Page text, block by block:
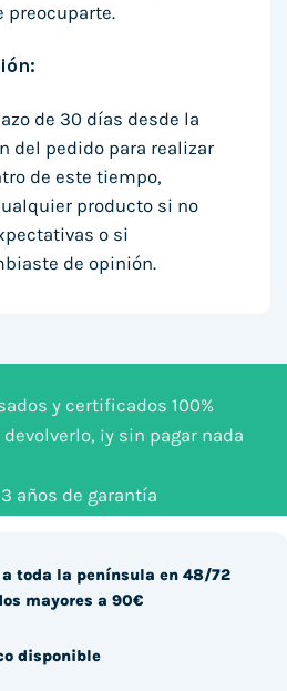
preocuparte.
de 30 días desde la
del pedido para realizar
de este tiempo,
producto si no
o si
de opinión.
y certificados 100%
¡y sin pagar nada
años de garantía
toda la península en 48/72
mayores a 90€
disponible